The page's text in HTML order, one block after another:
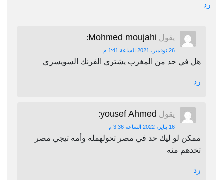
رد
يقول Mohmed moujahi
:
26 نوفمبر، 2021 الساعة 1:41 م
هل في حد من المغرب يشتري الفرنك السويسري
رد
يقول yousef Ahmed
:
16 يناير، 2022 الساعة 3:36 م
ممكن لو ليك حد في مصر تحولهمله وأمه تيجي مصر
تخدهم منه
رد